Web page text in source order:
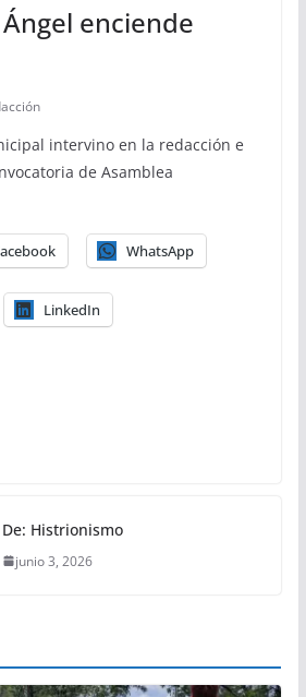
enciende
intervino en la redacción e
de Asamblea
WhatsApp
LinkedIn
De: Histrionismo
junio 3, 2026